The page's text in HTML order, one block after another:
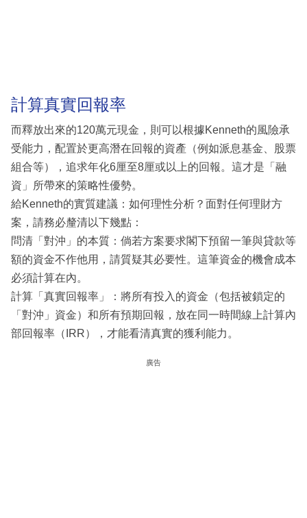
計算真實回報率
而釋放出來的120萬元現金，則可以根據Kenneth的風險承
受能力，配置於更高潛在回報的資產（例如派息基金、股票
組合等），追求年化6厘至8厘或以上的回報。這才是「融
資」所帶來的策略性優勢。
給Kenneth的實質建議：如何理性分析？面對任何理財方
案，請務必釐清以下幾點：
問清「對沖」的本質：倘若方案要求閣下預留一筆與貸款等
額的資金不作他用，請質疑其必要性。這筆資金的機會成本
必須計算在內。
計算「真實回報率」：將所有投入的資金（包括被鎖定的
「對沖」資金）和所有預期回報，放在同一時間線上計算內
部回報率（IRR），才能看清真實的獲利能力。
廣告